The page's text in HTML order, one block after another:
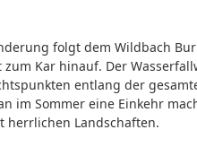
folgt dem Wildbach
Kar hinauf. Der
entlang der
im Sommer eine Einkehr
herrlichen Landschaften.